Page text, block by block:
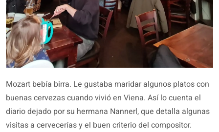
Mozart bebía birra. Le gustaba maridar algunos platos con
buenas cervezas cuando vivió en Viena. Así lo cuenta el
diario dejado por su hermana Nannerl, que detalla algunas
visitas a cervecerías y el buen criterio del compositor.